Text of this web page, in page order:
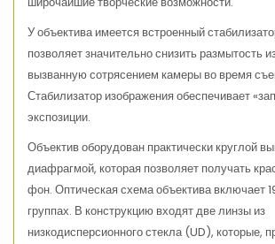
У объектива имеется встроенный
позволяет значительно снизить размытость
вызванную сотрясением камеры во время
Стабилизатор изображения обеспечивает
экспозиции.
Объектив оборудован практически круглой
диафрагмой, которая позволяет получать
фон. Оптическая схема объектива включает
группах. В конструкцию входят две линзы из
низкодисперсионного стекла (UD), которые,